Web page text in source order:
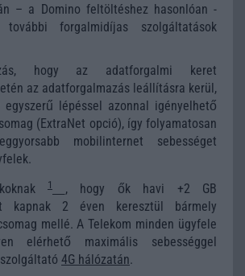
– a Domino feltöltéshez hasonlóan -
forgalmidíjas szolgáltatások
hogy az adatforgalmi keret
az adatforgalmazás leállításra kerül,
egyszerű lépéssel azonnal igényelhető
(ExtraNet opció), így folyamatosan
mobilinternet sebességet
1
, hogy ők havi +2 GB
kapnak 2 éven keresztül bármely
mellé. A Telekom minden ügyfele
elérhető maximális sebességgel
4G hálózatán.